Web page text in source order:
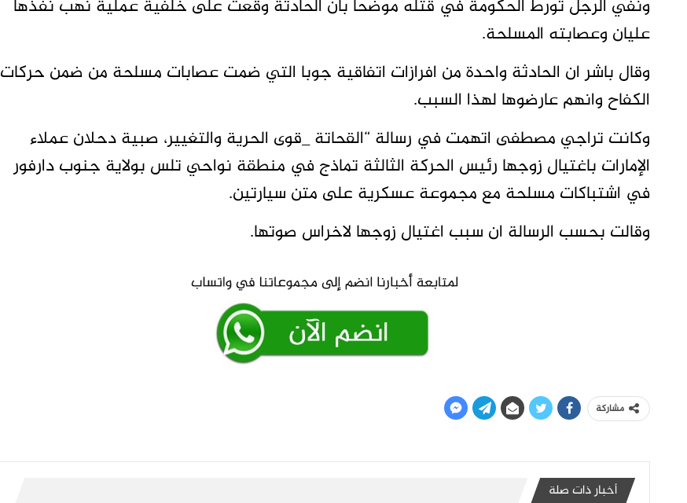
ونفي الرجل تورط الحكومة في قتله موضحا بان الحادثة وقعت على خلفية عملية نهب نفذها
عليان وعصابته المسلحة.
وقال باشر ان الحادثة واحدة من افرازات اتفاقية جوبا التي ضمت عصابات مسلحة من ضمن حركات
الكفاح وانهم عارضوها لهذا السبب.
وكانت تراجي مصطفى اتهمت في رسالة “القحاتة _قوى الحرية والتغيير، صبية دحلان عملاء
الإمارات باغتيال زوجها رئيس الحركة الثالثة تماذج في منطقة نواحي تلس بولاية جنوب دارفور
في اشتباكات مسلحة مع مجموعة عسكرية على متن سيارتين.
وقالت بحسب الرسالة ان سبب اغتيال زوجها لاخراس صوتها.
مشاركة
أخبار ذات صلة